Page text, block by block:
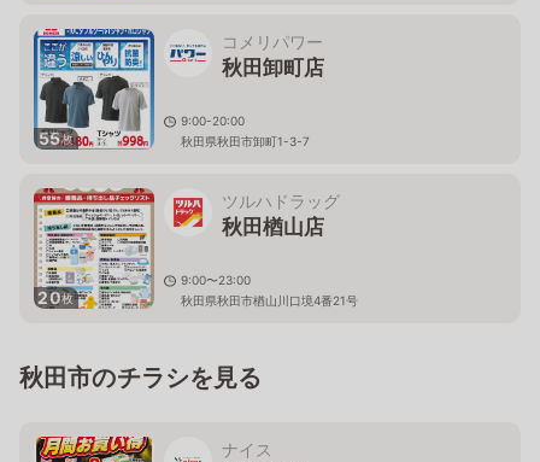
55枚
コメリパワー
秋田卸町店
9:00-20:00
秋田県秋田市卸町1-3-7
20枚
ツルハドラッグ
秋田楢山店
9:00〜23:00
秋田県秋田市楢山川口境4番21号
秋田市のチラシを見る
ナイス